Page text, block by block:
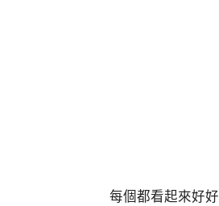
每個都看起來好